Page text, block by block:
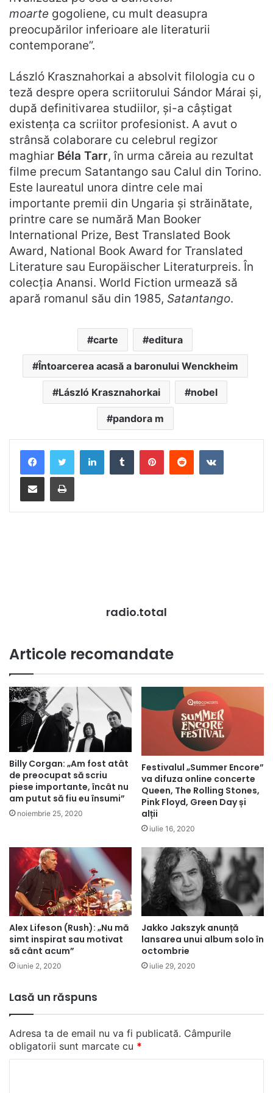
moarte gogoliene, cu mult deasupra
preocupărilor inferioare ale literaturii
contemporane”.
László Krasznahorkai a absolvit filologia cu o
teză despre opera scriitorului Sándor Márai și,
după definitivarea studiilor, și-a câștigat
existența ca scriitor profesionist. A avut o
strânsă colaborare cu celebrul regizor
maghiar Béla Tarr, în urma căreia au rezultat
filme precum Satantango sau Calul din Torino.
Este laureatul unora dintre cele mai
importante premii din Ungaria și străinătate,
printre care se numără Man Booker
International Prize, Best Translated Book
Award, National Book Award for Translated
Literature sau Europäischer Literaturpreis. În
colecția Anansi. World Fiction urmează să
apară romanul său din 1985, Satantango.
carte editura
Întoarcerea acasă a baronului Wenckheim
László Krasznahorkai nobel
pandora m
LinkedInTumblrPinterestRedditVKontakte
Distribuie prin mail Tipărește
radio.total
Articole recomandate
Billy Corgan: „Am fost atât
de preocupat să scriu
piese importante, încât nu
am putut să fiu eu însumi”
noiembrie 25, 2020
Festivalul „Summer Encore”
va difuza online concerte
Queen, The Rolling Stones,
Pink Floyd, Green Day și
alții
iulie 16, 2020
Alex Lifeson (Rush): „Nu mă
simt inspirat sau motivat
să cânt acum”
iunie 2, 2020
Jakko Jakszyk anunță
lansarea unui album solo în
octombrie
iulie 29, 2020
Lasă un răspuns
Adresa ta de email nu va fi publicată. Câmpurile
obligatorii sunt marcate cu *